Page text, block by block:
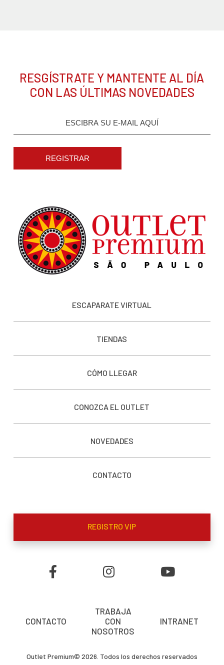
RESGÍSTRATE Y MANTENTE AL DÍA
CON LAS ÚLTIMAS NOVEDADES
REGISTRAR
ESCAPARATE VIRTUAL
TIENDAS
CÓMO LLEGAR
CONOZCA EL OUTLET
NOVEDADES
CONTACTO
REGISTRO VIP
CONTACTO
TRABAJA
CON
NOSOTROS
INTRANET
Outlet Premium© 2026. Todos los derechos reservados